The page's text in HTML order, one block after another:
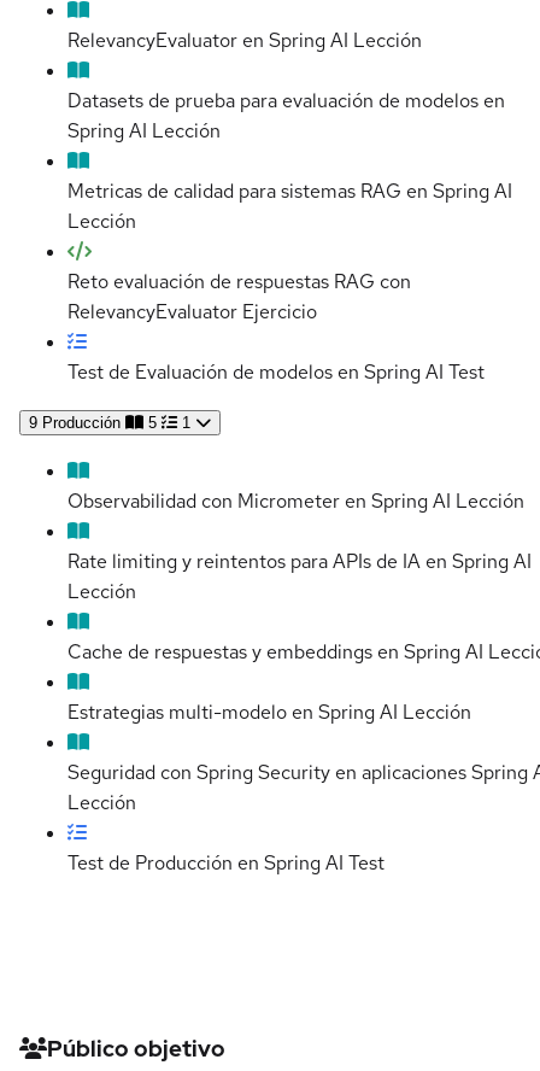
RelevancyEvaluator en Spring AI Lección
Datasets de prueba para evaluación de modelos en
Spring AI Lección
Metricas de calidad para sistemas RAG en Spring AI
Lección
Reto evaluación de respuestas RAG con
RelevancyEvaluator Ejercicio
Test de Evaluación de modelos en Spring AI Test
9 Producción 5 1
Observabilidad con Micrometer en Spring AI Lección
Rate limiting y reintentos para APIs de IA en Spring AI
Lección
Cache de respuestas y embeddings en Spring AI
Estrategias multi-modelo en Spring AI Lección
Seguridad con Spring Security en aplicaciones Spring
Lección
Test de Producción en Spring AI Test
Detalles del curso
Público objetivo